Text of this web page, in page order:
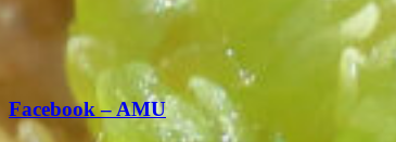
Facebook – AMU